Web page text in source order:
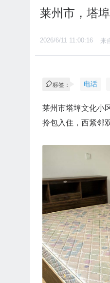
莱州市，塔
2026/6/11 11:00:16 来
标签： 电话
莱州市塔埠文化小
拎包入住，西紧邻